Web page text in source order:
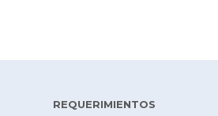
REQUERIMIENTOS